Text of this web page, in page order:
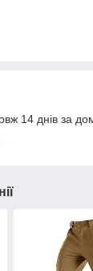
14 днів за